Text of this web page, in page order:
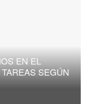
EN EL
SEGÚN